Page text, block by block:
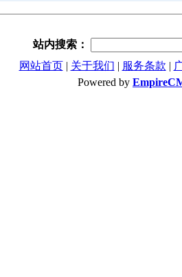
站内搜索：
网站首页| 关于我们 | 服务条款 |
Powered by